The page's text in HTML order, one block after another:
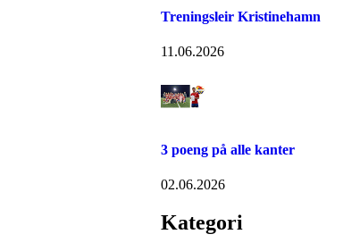
Treningsleir Kristinehamn
11.06.2026
3 poeng på alle kanter
02.06.2026
Kategori